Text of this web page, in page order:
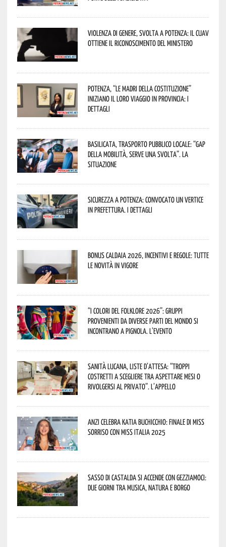
Violenza di genere, svolta a Potenza: il CUAV
ottiene il riconoscimento del Ministero
Potenza, “Le Madri della Costituzione”
iniziano il loro viaggio in provincia: i
dettagli
Basilicata, trasporto pubblico locale: “Gap
della mobilità, serve una svolta”. La
situazione
Sicurezza a Potenza: convocato un vertice
in Prefettura. I dettagli
Bonus caldaia 2026, incentivi e regole: tutte
le novità in vigore
“I Colori del Folklore 2026”: gruppi
provenienti da diverse parti del mondo si
incontrano a Pignola. L’evento
Sanità lucana, liste d’attesa: “Troppi
costretti a scegliere tra aspettare mesi o
rivolgersi al privato”. L’appello
Anzi celebra Katia Buchicchio: finale di Miss
Sorriso con Miss Italia 2025
Sasso di Castalda si accende con Gezziamoci:
due giorni tra musica, natura e borgo